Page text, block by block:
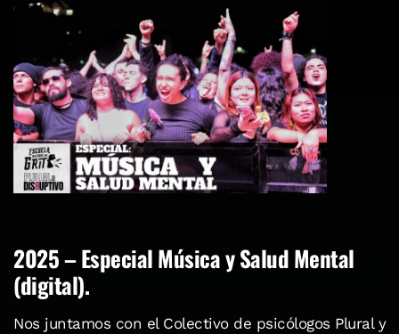
2025 – Especial Música y Salud Mental
(digital).
Nos juntamos con el Colectivo de psicólogos Plural y